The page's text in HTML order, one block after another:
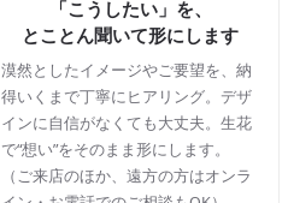
「こうしたい」を、
とことん聞いて形にします
漠然としたイメージやご要望を、納
得いくまで丁寧にヒアリング。デザ
インに自信がなくても大丈夫。生花
で“想い”をそのまま形にします。
（ご来店のほか、遠方の方はオンラ